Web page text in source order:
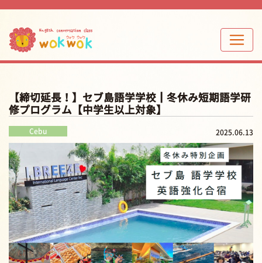
【締切延長！】セブ島語学学校┃冬休み短期語学研
修プログラム【中学生以上対象】
Cebu 2025.06.13